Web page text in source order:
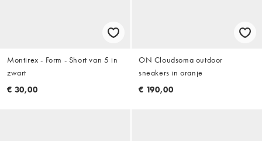
Montirex - Form - Short van 5 in
zwart
€ 30,00
ON Cloudsoma outdoor
sneakers in oranje
€ 190,00